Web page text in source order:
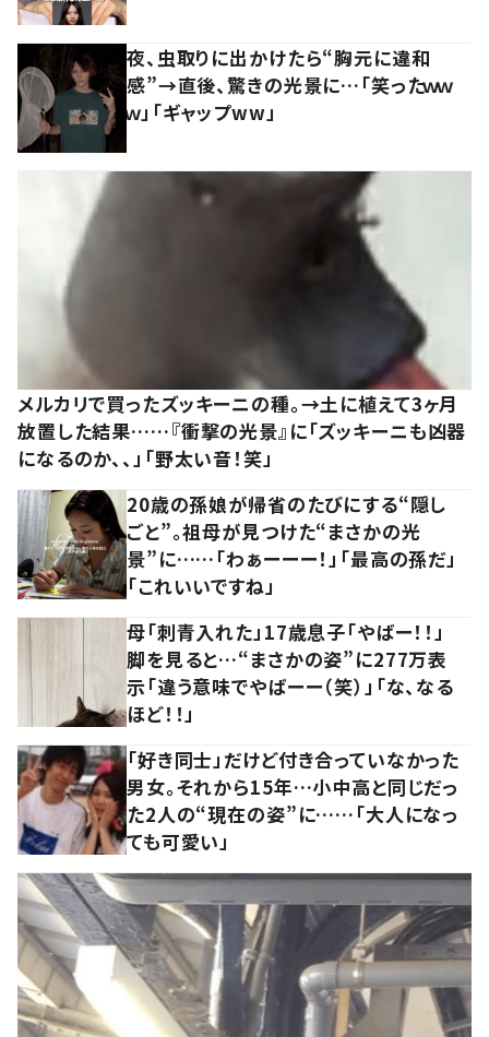
夜、虫取りに出かけたら“胸元に違和
感”→直後、驚きの光景に…「笑ったｗｗ
ｗ」「ギャップww」
メルカリで買ったズッキーニの種。→土に植えて3ヶ月
放置した結果……『衝撃の光景』に「ズッキーニも凶器
になるのか、、」「野太い音！笑」
20歳の孫娘が帰省のたびにする“隠し
ごと”。祖母が見つけた“まさかの光
景”に……「わぁーーー！」「最高の孫だ」
「これいいですね」
母「刺青入れた」17歳息子「やばー！！」
脚を見ると…“まさかの姿”に277万表
示「違う意味でやばーー（笑）」「な、なる
ほど！！」
「好き同士」だけど付き合っていなかった
男女。それから15年…小中高と同じだっ
た2人の“現在の姿”に……「大人になっ
ても可愛い」